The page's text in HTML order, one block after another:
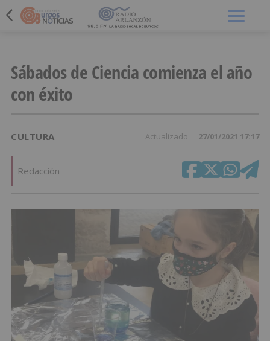
Sábados de Ciencia comienza el año
con éxito
CULTURA Actualizado 27/01/2021 17:17
Redacción